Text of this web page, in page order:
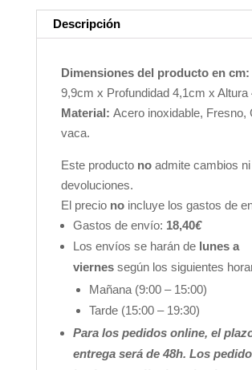
Descripción
Dimensiones del producto en cm:
9,9cm x Profundidad 4,1cm x Altura
Material: Acero inoxidable, Fresno,
vaca.
Este producto noadmite cambios ni
devoluciones.
El precio noincluye los gastos de
Gastos de envío: 18,40€
Los envíos se harán de lunes a
viernessegún los siguientes
Mañana (9:00 – 15:00)
Tarde (15:00 – 19:30)
Para los pedidos online, el
entrega será de 48h. Los